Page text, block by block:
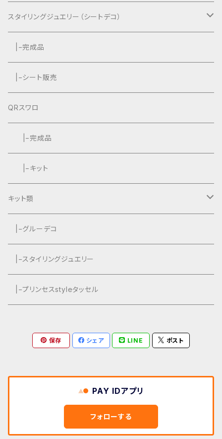
スタイリングジュエリー（シートデコ）
数秘＆カラー®︎コラボ作品
|−完成品
|−シート販売
QRスワロ
|−完成品
|−キット
キット類
グルーデコ
|−グルーデコ
|−スタイリングジュエリー
|−プリンセスstyleタッセル
保存 シェア LINE ポスト
PAY IDアプリ
フォローする